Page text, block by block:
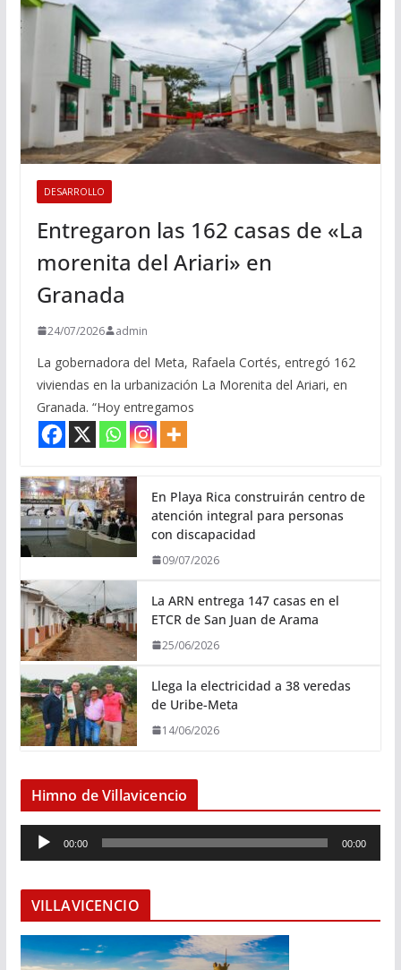
DESARROLLO
Entregaron las 162 casas de «La
morenita del Ariari» en
Granada
24/07/2026 admin
La gobernadora del Meta, Rafaela Cortés, entregó 162
viviendas en la urbanización La Morenita del Ariari, en
Granada. “Hoy entregamos
En Playa Rica construirán centro de
atención integral para personas
con discapacidad
09/07/2026
La ARN entrega 147 casas en el
ETCR de San Juan de Arama
25/06/2026
Llega la electricidad a 38 veredas
de Uribe-Meta
14/06/2026
Himno de Villavicencio
e
o
d
00:00 00:00
VILLAVICENCIO